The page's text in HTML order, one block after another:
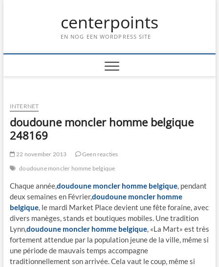
centerpoints
EN NOG EEN WORDPRESS SITE
INTERNET
doudoune moncler homme belgique
248169
22 november 2013
Geen reacties
doudoune moncler homme belgique
Chaque année,doudoune moncler homme belgique, pendant
deux semaines en Février,doudoune moncler homme
belgique, le mardi Market Place devient une fête foraine, avec
divers manèges, stands et boutiques mobiles. Une tradition
Lynn,doudoune moncler homme belgique, «La Mart» est très
fortement attendue par la population jeune de la ville, même si
une période de mauvais temps accompagne
traditionnellement son arrivée. Cela vaut le coup, même si